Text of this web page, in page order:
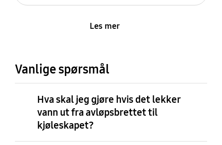
Les mer
Vanlige spørsmål
Hva skal jeg gjøre hvis det lekker
vann ut fra avløpsbrettet til
kjøleskapet?